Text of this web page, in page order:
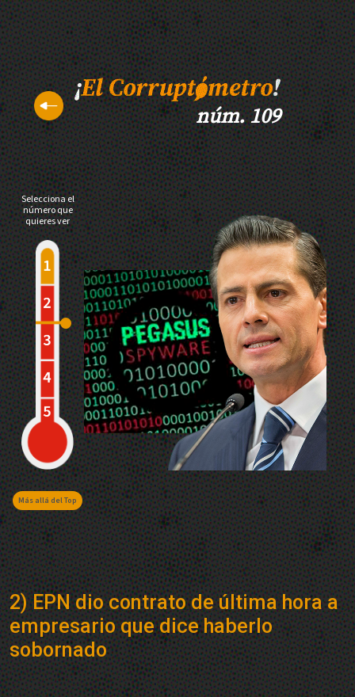
núm. 109
Selecciona el
número que
quieres ver
Más allá del Top
2) EPN dio contrato de última hora a
empresario que dice haberlo
sobornado